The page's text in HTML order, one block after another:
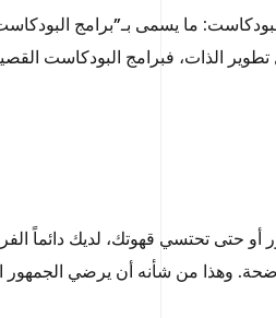
في مرحلة ما. وهناك اتجاه جديد في عالم البودكاست: ما يسمى
أو مقتطفات حول تطوير الذات، فبرامج
حتى تحتسي قهوتك، لديك دائماً
وهذا من شأنه أن يرضي